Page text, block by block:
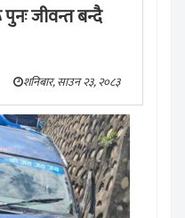
पुनः जीवन्त बन्दै
शनिबार, साउन २३, २०८३